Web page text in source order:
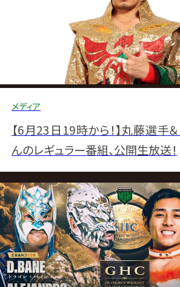
藤万全 「獲るタイミングはまさに今
メディア
【6月23日19時から！】丸藤選手
んのレギュラー番組、公開生放送！